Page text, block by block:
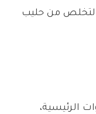
التخلص من حليب
الرئيسية،